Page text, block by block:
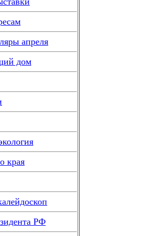
апреля
дом
края
РФ